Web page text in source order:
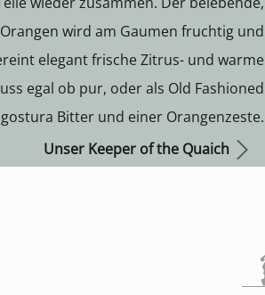
wird am Gaumen fruchtig und
elegant frische Zitrus- und warme
egal ob pur, oder als Old Fashioned
Bitter und einer Orangenzeste.
Unser Keeper of the Quaich